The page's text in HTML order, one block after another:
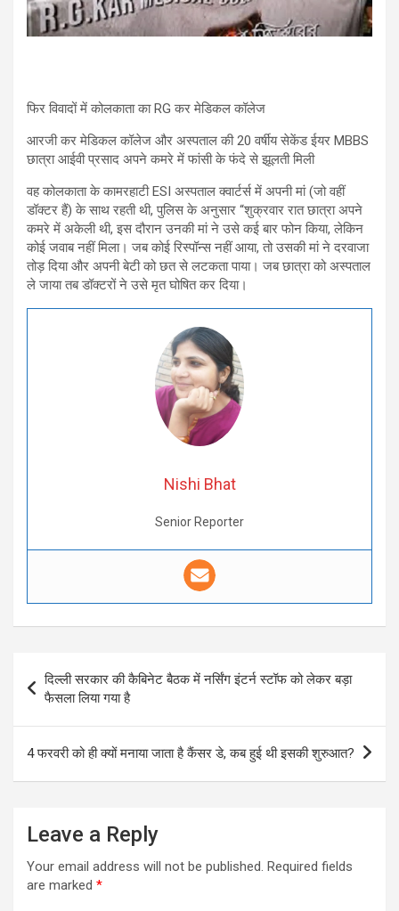
फिर विवादों में कोलकाता का RG कर मेडिकल कॉलेज
आरजी कर मेडिकल कॉलेज और अस्पताल की 20 वर्षीय सेकेंड ईयर MBBS
छात्रा आईवी प्रसाद अपने कमरे में फांसी के फंदे से झूलती मिली
वह कोलकाता के कामरहाटी ESI अस्पताल क्वार्टर्स में अपनी मां (जो वहीं
डॉक्टर हैं) के साथ रहती थी, पुलिस के अनुसार “शुक्रवार रात छात्रा अपने
कमरे में अकेली थी, इस दौरान उनकी मां ने उसे कई बार फोन किया, लेकिन
कोई जवाब नहीं मिला। जब कोई रिस्पॉन्स नहीं आया, तो उसकी मां ने दरवाजा
तोड़ दिया और अपनी बेटी को छत से लटकता पाया। जब छात्रा को अस्पताल
ले जाया तब डॉक्टरों ने उसे मृत घोषित कर दिया।
Nishi Bhat
Senior Reporter
navigation
दिल्ली सरकार की कैबिनेट बैठक में नर्सिंग इंटर्न स्टॉफ को लेकर बड़ा
फैसला लिया गया है
4 फरवरी को ही क्यों मनाया जाता है कैंसर डे, कब हुई थी इसकी शुरुआत?
Leave a Reply
Your email address will not be published. Required fields
are marked *